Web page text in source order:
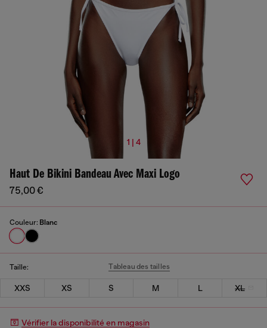
1 | 4
Haut De Bikini Bandeau Avec Maxi Logo
75,00 €
Couleur: Blanc
Taille: Tableau des tailles
XXS XS S M L XL
Vérifier la disponibilité en magasin